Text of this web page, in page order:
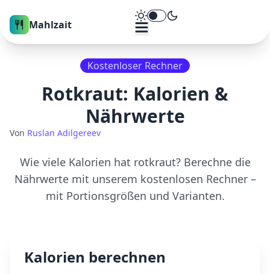
Mahlzait Theme umschalten
Kostenloser Rechner
Rotkraut: Kalorien &
Nährwerte
Von Ruslan Adilgereev
Wie viele Kalorien hat rotkraut? Berechne die
Nährwerte mit unserem kostenlosen Rechner –
mit Portionsgrößen und Varianten.
Kalorien berechnen